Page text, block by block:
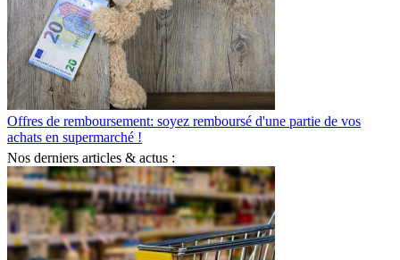
Offres de remboursement: soyez remboursé d'une partie de vos
achats en supermarché !
Nos derniers articles & actus :